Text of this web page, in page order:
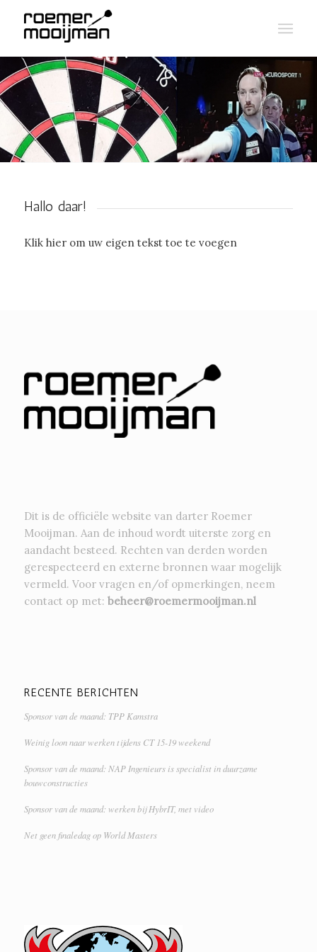
Hallo daar!
Klik hier om uw eigen tekst toe te voegen
Dit is de officiële website van darter Roemer
Mooijman. Aan de inhoud wordt uiterste zorg en
aandacht besteed. Rechten van derden worden
gerespecteerd en externe bronnen waar mogelijk
vermeld. Voor vragen en/of opmerkingen, neem
contact op met: beheer@roemermooijman.nl
RECENTE BERICHTEN
Sponsor van de maand: TPP Kamstra
Weinig loon naar werken tijdens CT 15-19 weekend
Sponsor van de maand: NAP Ingenieurs is specialist in duurzame
bouwconstructies
Sponsor van de maand: werken bij HybrIT, met video
Net geen finaledag op World Masters